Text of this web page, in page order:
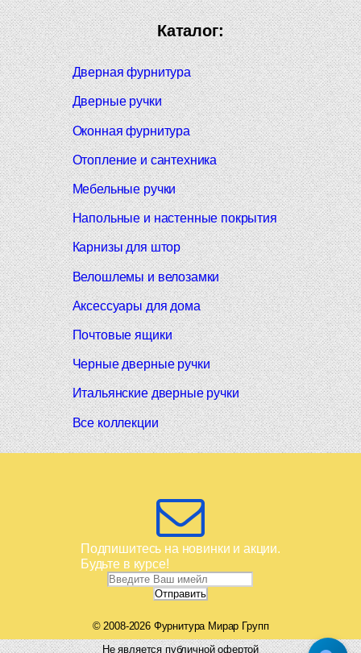
Каталог:
Дверная фурнитура
Дверные ручки
Оконная фурнитура
Отопление и сантехника
Мебельные ручки
Напольные и настенные покрытия
Карнизы для штор
Велошлемы и велозамки
Аксессуары для дома
Почтовые ящики
Черные дверные ручки
Итальянские дверные ручки
Все коллекции
Подпишитесь на новинки и акции.
Будьте в курсе!
© 2008-2026 Фурнитура Мирар Групп
Не является публичной офертой